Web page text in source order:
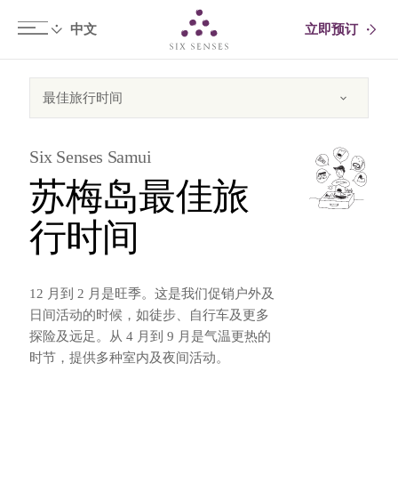
立即预订
Six Senses Samui
苏梅岛最佳旅
行时间
12 月到 2 月是旺季。这是我们促销户外及
日间活动的时候，如徒步、自行车及更多
探险及远足。从 4 月到 9 月是气温更热的
时节，提供多种室内及夜间活动。